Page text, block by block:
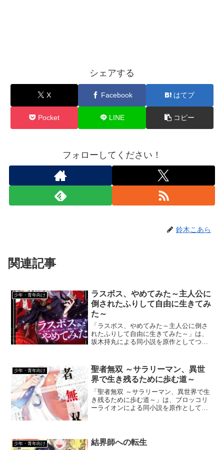
シェアする
X Facebook はてブ
Pocket LINE コピー
フォローしてください！
鈴木こあら
関連記事
少年・青年向け
ラスボス、やめてみた～主人公に
倒されたふりして自由に生きてみ
た～
「ラスボス、やめてみた～主人公に倒さ
れたふりして自由に生きてみた～」は、
坂木持丸による同小説を原作としてつき
な作品かと思っていたら、どんどんシリ
アスになっていき目が離せない作品で
す。
少年・青年向け
聖者無双 ～サラリーマン、異世
界で生き残るために歩む道～
「聖者無双 ～サラリーマン、異世界で生
き残るために歩む道～」は、ブロッコリ
ーライオンによる同小説を原作としてコ
公にした少し変わった作品です。
少年・青年向け 結界師への転生